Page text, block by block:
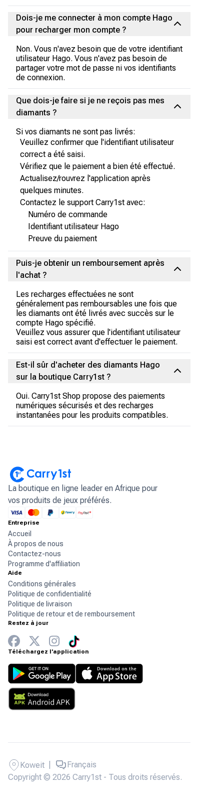
Dois-je me connecter à mon compte Hago
pour recharger mon compte ?
Non. Vous n'avez besoin que de votre identifiant
utilisateur Hago. Vous n'avez pas besoin de
partager votre mot de passe ni vos identifiants
de connexion.
Que dois-je faire si je ne reçois pas mes
diamants ?
Si vos diamants ne sont pas livrés:
Veuillez confirmer que l'identifiant utilisateur
correct a été saisi.
Vérifiez que le paiement a bien été effectué.
Actualisez/rouvrez l'application après
quelques minutes.
Contactez le support Carry1st avec:
Numéro de commande
Identifiant utilisateur Hago
Preuve du paiement
Puis-je obtenir un remboursement après
l'achat ?
Les recharges effectuées ne sont
généralement pas remboursables une fois que
les diamants ont été livrés avec succès sur le
compte Hago spécifié.
Veuillez vous assurer que l'identifiant utilisateur
saisi est correct avant d'effectuer le paiement.
Est-il sûr d'acheter des diamants Hago
sur la boutique Carry1st ?
Oui. Carry1st Shop propose des paiements
numériques sécurisés et des recharges
instantanées pour les produits compatibles.
La boutique en ligne leader en Afrique pour
vos produits de jeux préférés.
Entreprise
Accueil
À propos de nous
Contactez-nous
Programme d'affiliation
Aide
Conditions générales
Politique de confidentialité
Politique de livraison
Politique de retour et de remboursement
Restez à jour
Téléchargez l'application
Copyright © 2026 Carry1st - Tous droits réservés.
Koweit Français